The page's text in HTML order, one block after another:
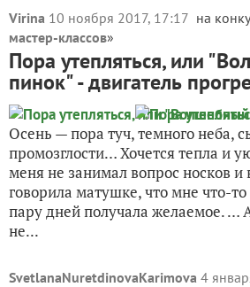
Virina 10 ноября 2017, 17:17 на
мастер-классов»
Пора утепляться, или
пинок" - двигатель
Осень — пора туч, темного неба,
промозглости… Хочется тепла и
меня не занимал вопрос носков и
говорила матушке, что мне что-
пару дней получала желаемое. …
не...
SvetlanaNuretdinovaKarimova 4